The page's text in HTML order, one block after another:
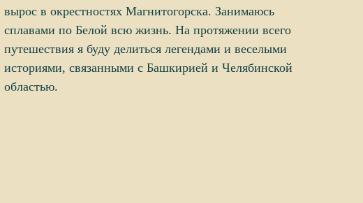
вырос в окрестностях Магнитогорска. Занимаюсь
сплавами по Белой всю жизнь. На протяжении всего
путешествия я буду делиться легендами и веселыми
историями, связанными с Башкирией и Челябинской
областью.